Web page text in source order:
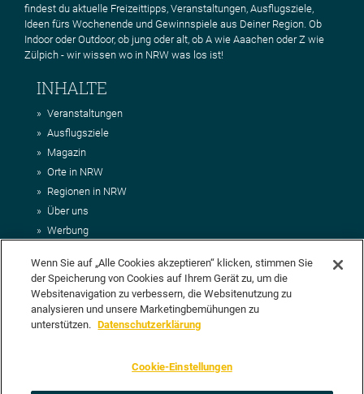
findest du aktuelle Freizeittipps, Veranstaltungen, Ausflugsziele,
Ideen fürs Wochenende und Gewinnspiele aus Deiner Region. Ob
Indoor oder Outdoor, ob jung oder alt, ob A wie Aaachen oder Z wie
Zülpich - wir wissen wo in NRW was los ist!
INHALTE
Veranstaltungen
Ausflugsziele
Magazin
Orte in NRW
Regionen in NRW
Über uns
Werbung
Impressum
AGB
Datenschutz
DEIN VORSCHLAG FÜR NRWHITS
vorschlagen? Klasse, dann nutze doch einfach
Wenn Sie auf „Alle Cookies akzeptieren“ klicken, stimmen Sie
der Speicherung von Cookies auf Ihrem Gerät zu, um die
Websitenavigation zu verbessern, die Websitenutzung zu
analysieren und unsere Marketingbemühungen zu
unterstützen. Datenschutzerklärung
Cookie-Einstellungen